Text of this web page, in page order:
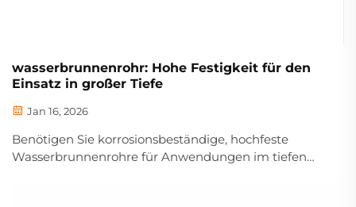
wasserbrunnenrohr: Hohe Festigkeit für den
Einsatz in großer Tiefe
Jan 16, 2026
Benötigen Sie korrosionsbeständige, hochfeste
Wasserbrunnenrohre für Anwendungen im tiefen